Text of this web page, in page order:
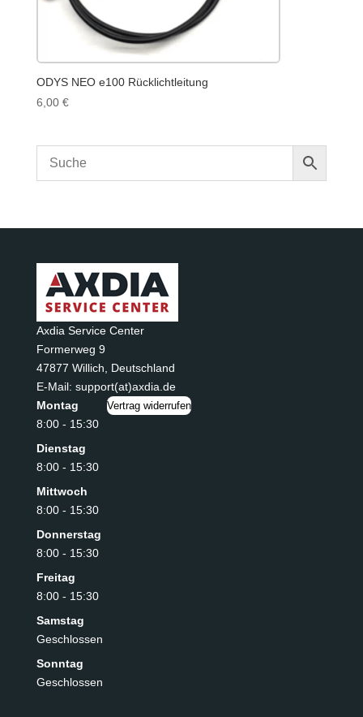
ODYS NEO e100 Rücklichtleitung
6,00 €
Axdia Service Center
Formerweg 9
47877 Willich
Deutschland
E-Mail: support(at)axdia.de
Montag
8:00 - 15:30
Dienstag
8:00 - 15:30
Mittwoch
8:00 - 15:30
Donnerstag
8:00 - 15:30
Freitag
8:00 - 15:30
Samstag
Geschlossen
Sonntag
Geschlossen
Vertrag widerrufen